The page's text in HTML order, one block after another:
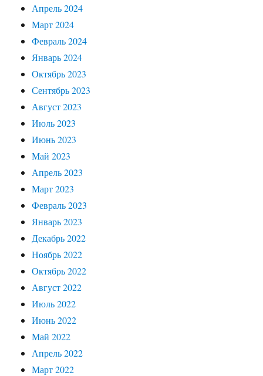
Апрель 2024
Март 2024
Февраль 2024
Январь 2024
Октябрь 2023
Сентябрь 2023
Август 2023
Июль 2023
Июнь 2023
Май 2023
Апрель 2023
Март 2023
Февраль 2023
Январь 2023
Декабрь 2022
Ноябрь 2022
Октябрь 2022
Август 2022
Июль 2022
Июнь 2022
Май 2022
Апрель 2022
Март 2022